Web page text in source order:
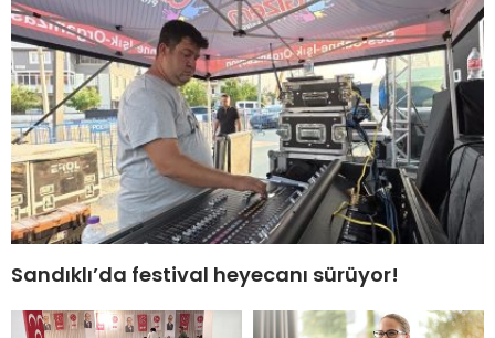
Sandıklı’da festival heyecanı sürüyor!